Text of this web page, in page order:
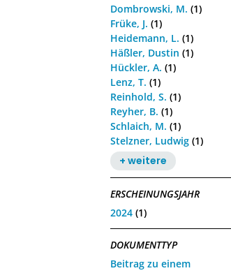
Dombrowski, M. (1)
Früke, J. (1)
Heidemann, L. (1)
Häßler, Dustin (1)
Hückler, A. (1)
Lenz, T. (1)
Reinhold, S. (1)
Reyher, B. (1)
Schlaich, M. (1)
Stelzner, Ludwig (1)
+ weitere
ERSCHEINUNGSJAHR
2024 (1)
DOKUMENTTYP
Beitrag zu einem